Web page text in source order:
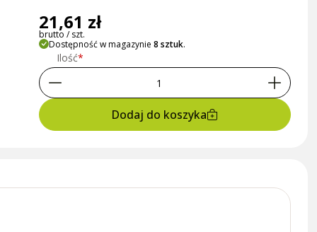
21,61 zł
brutto / szt.
Dostępność w magazynie8 sztuk.
Ilość
Dodaj do koszyka